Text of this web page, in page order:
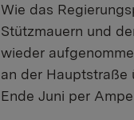
Wie das
Stützmauern und
wieder
an der Hauptstraße
Ende Juni per